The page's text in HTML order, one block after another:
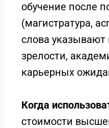
обучение после
(магистратура,
слова
зрелости,
карьерных
Когда
стоимости